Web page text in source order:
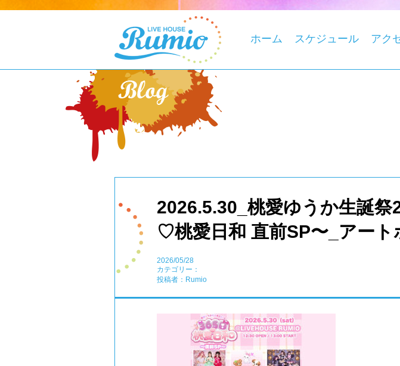
ホーム スケジュール アク
2026.5.30_桃愛ゆうか生誕祭
♡桃愛日和 直前SP〜_アート
2026/05/28
カテゴリー：
投稿者：Rumio